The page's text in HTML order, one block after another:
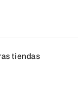
tiendas